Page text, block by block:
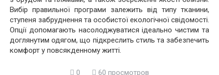
Вибір правильної програми залежить від типу тканини,
ступеня забруднення та особистої екологічної свідомості.
Опції допомагають насолоджуватися ідеально чистим та
доглянутим одягом, що підкреслить стиль та забезпечить
комфорт у повсякденному житті.
0 60 просмотров